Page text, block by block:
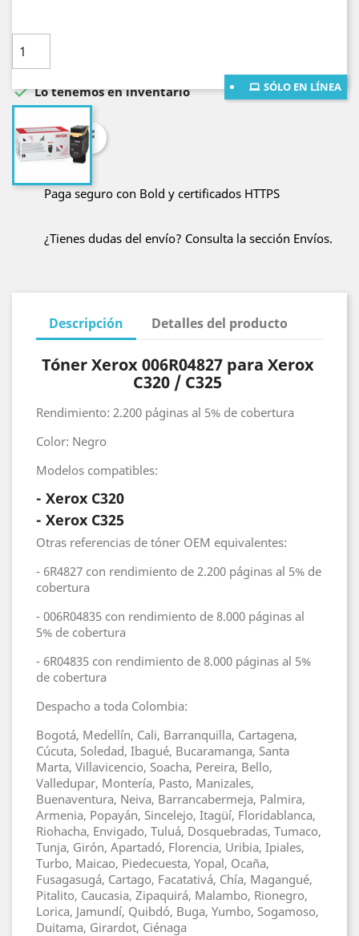
SÓLO EN LÍNEA
Lo tenemos en inventario
Compartir
Paga seguro con Bold y certificados HTTPS
¿Tienes dudas del envío? Consulta la sección Envíos.
Descripción Detalles del producto
Tóner Xerox 006R04827 para Xerox
C320 / C325
Rendimiento: 2.200 páginas al 5% de cobertura
Color: Negro
Modelos compatibles:
- Xerox C320
- Xerox C325
Otras referencias de tóner OEM equivalentes:
- 6R4827 con rendimiento de 2.200 páginas al 5% de
cobertura
- 006R04835 con rendimiento de 8.000 páginas al
5% de cobertura
- 6R04835 con rendimiento de 8.000 páginas al 5%
de cobertura
Despacho a toda Colombia:
Bogotá, Medellín, Cali, Barranquilla, Cartagena,
Cúcuta, Soledad, Ibagué, Bucaramanga, Santa
Marta, Villavicencio, Soacha, Pereira, Bello,
Valledupar, Montería, Pasto, Manizales,
Buenaventura, Neiva, Barrancabermeja, Palmira,
Armenia, Popayán, Sincelejo, Itagüí, Floridablanca,
Riohacha, Envigado, Tuluá, Dosquebradas, Tumaco,
Tunja, Girón, Apartadó, Florencia, Uribia, Ipiales,
Turbo, Maicao, Piedecuesta, Yopal, Ocaña,
Fusagasugá, Cartago, Facatativá, Chía, Magangué,
Pitalito, Caucasia, Zipaquirá, Malambo, Rionegro,
Lorica, Jamundí, Quibdó, Buga, Yumbo, Sogamoso,
Duitama, Girardot, Ciénaga